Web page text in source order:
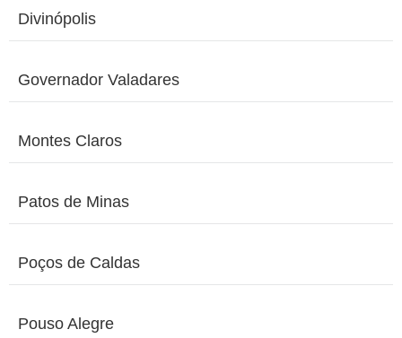
Divinópolis
Governador Valadares
Montes Claros
Patos de Minas
Poços de Caldas
Pouso Alegre